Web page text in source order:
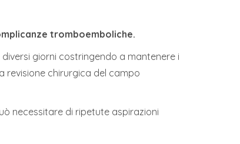
tromboemboliche.
giorni costringendo a mantenere i
revisione chirurgica del campo
necessitare di ripetute aspirazioni